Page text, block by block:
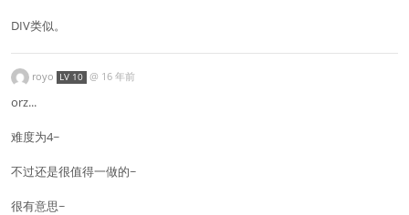
DIV类似。
royo LV 10 @ 16 年前
orz...
难度为4~
不过还是很值得一做的~
很有意思~